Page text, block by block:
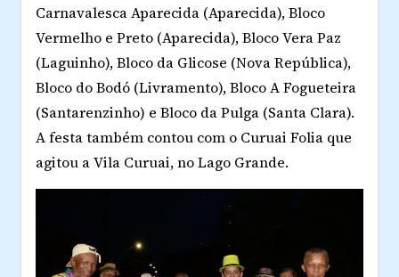
Carnavalesca Aparecida (Aparecida), Bloco
Vermelho e Preto (Aparecida), Bloco Vera Paz
(Laguinho), Bloco da Glicose (Nova República),
Bloco do Bodó (Livramento), Bloco A Fogueteira
(Santarenzinho) e Bloco da Pulga (Santa Clara).
A festa também contou com o Curuai Folia que
agitou a Vila Curuai, no Lago Grande.